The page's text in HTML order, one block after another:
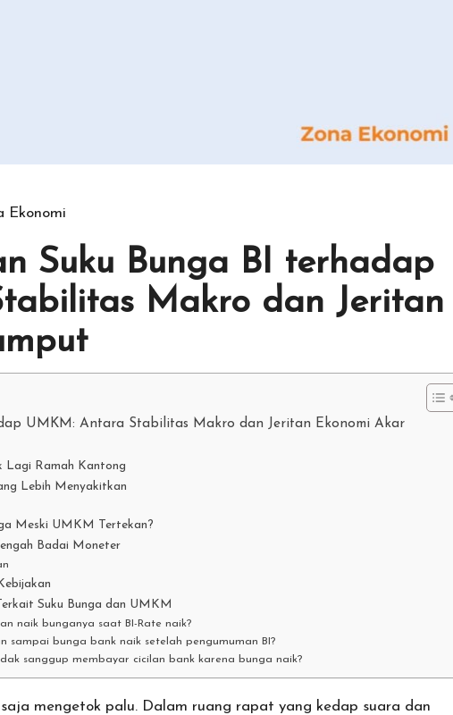
Ekonomi
Suku Bunga BI terhadap
Makro dan Jeritan
UMKM: Antara Stabilitas Makro dan Jeritan Ekonomi Akar
Lagi Ramah Kantong
Lebih Menyakitkan
Meski UMKM Tertekan?
Badai Moneter
Suku Bunga dan UMKM
naik bunganya saat BI-Rate naik?
sampai bunga bank naik setelah pengumuman BI?
sanggup membayar cicilan bank karena bunga naik?
mengetok palu. Dalam ruang rapat yang kedap suara dan